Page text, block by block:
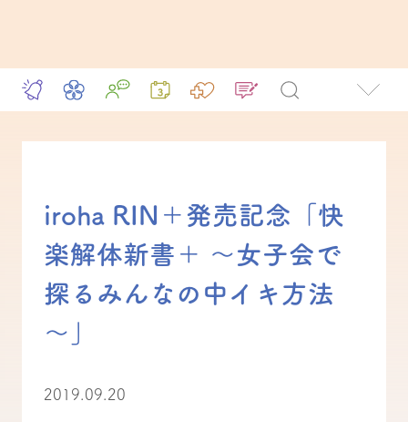
iroha RIN＋発売記念「快
楽解体新書＋ ～女子会で
探るみんなの中イキ方法
～」
2019.09.20